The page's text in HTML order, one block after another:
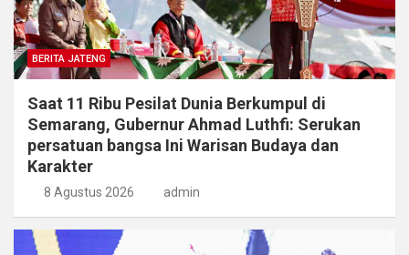
BERITA JATENG
Saat 11 Ribu Pesilat Dunia Berkumpul di
Semarang, Gubernur Ahmad Luthfi: Serukan
persatuan bangsa Ini Warisan Budaya dan
Karakter
8 Agustus 2026 admin